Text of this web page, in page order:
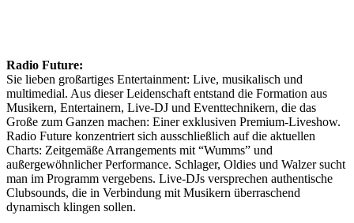
Radio Future:
Sie lieben großartiges Entertainment: Live, musikalisch und
multimedial. Aus dieser Leidenschaft entstand die Formation aus
Musikern, Entertainern, Live-DJ und Eventtechnikern, die das
Große zum Ganzen machen: Einer exklusiven Premium-Liveshow.
Radio Future konzentriert sich ausschließlich auf die aktuellen
Charts: Zeitgemäße Arrangements mit “Wumms” und
außergewöhnlicher Performance. Schlager, Oldies und Walzer sucht
man im Programm vergebens. Live-DJs versprechen authentische
Clubsounds, die in Verbindung mit Musikern überraschend
dynamisch klingen sollen.